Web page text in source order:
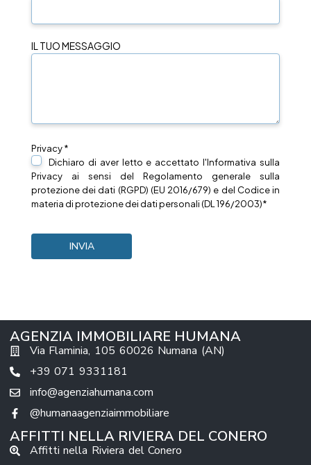
IL TUO MESSAGGIO
Privacy *
Dichiaro di aver letto e accettato l'Informativa sulla
Privacy ai sensi del Regolamento generale sulla
protezione dei dati (RGPD) (EU 2016/679) e del Codice in
materia di protezione dei dati personali (DL 196/2003)*
AGENZIA IMMOBILIARE HUMANA
Via Flaminia, 105 60026 Numana (AN)
+39 071 9331181
info@agenziahumana.com
@humanaagenziaimmobiliare
AFFITTI NELLA RIVIERA DEL CONERO
Affitti nella Riviera del Conero